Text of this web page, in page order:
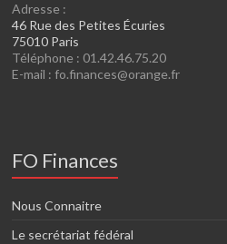
Adresse :
46 Rue des Petites Écuries
75010 Paris
Téléphone : 01.42.46.75.20
E-mail : fo.finances@orange.fr
FO Finances
Nous Connaitre
Le secrétariat fédéral